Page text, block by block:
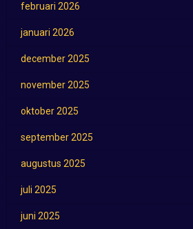
februari 2026
januari 2026
december 2025
november 2025
oktober 2025
september 2025
augustus 2025
juli 2025
juni 2025